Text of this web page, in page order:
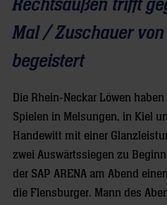
Rechtsaußen trifft
Mal / Zuschauer
begeistert
Die Rhein-Neckar Löwen
Spielen in Melsungen, in Kiel
Handewitt mit einer
zwei Auswärtssiegen zu
der SAP ARENA am Abend
die Flensburger. Mann des